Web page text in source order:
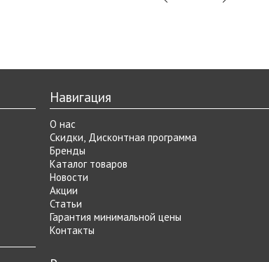
Навигация
О нас
Скидки, Дисконтная программа
Бренды
Каталог товаров
Новости
Акции
Статьи
Гарантия минимальной цены
Контакты